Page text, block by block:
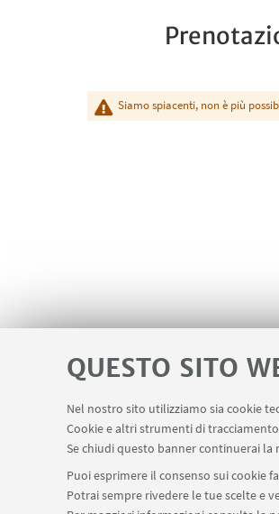
QUESTO SITO
Nel nostro sito utilizziamo sia cookie
Cookie e altri strumenti di
Se chiudi questo banner continuerai la
Puoi esprimere il consenso sui cookie
Potrai sempre rivedere le tue scelte e
Siamo spiacenti, non è più